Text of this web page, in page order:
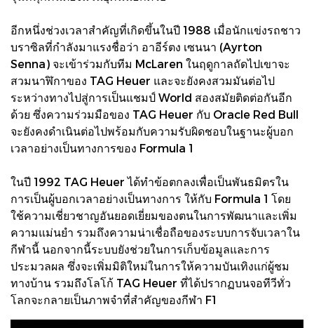
อีกหนึ่งช่วงเวลาสำคัญที่เกิดขึ้นในปี 1988 เมื่อนักแข่งรถชาว
บราซิลที่กำลังมาแรงชื่อว่า อาอีร์ตง เซนนา (Ayrton
Senna) จะเข้าร่วมกับทีม McLaren ในฤดูกาลถัดไปเขาจะ
สวมนาฬิกาของ TAG Heuer และจะยังคงสวมมันต่อไป
ระหว่างทางไปสู่การเป็นแชมป์ World สองสมัยติดต่อกันอีก
ด้วย ซึ่งความร่วมมือของ TAG Heuer กับ Oracle Red Bull
จะยังคงดำเนินต่อไปพร้อมกับความรับผิดชอบในฐานะผู้บอก
เวลาอย่างเป็นทางการของ Formula 1
ในปี 1992 TAG Heuer ได้ทำข้อตกลงเพื่อเป็นพันธมิตรใน
การเป็นผู้บอกเวลาอย่างเป็นทางการ ให้กับ Formula 1 โดย
ใช้ความเชี่ยวชาญอันยอดเยี่ยมของตนในการพัฒนาและเพิ่ม
ความแม่นยำ รวมถึงความน่าเชื่อถือของระบบการจับเวลาใน
กีฬานี้ นอกจากนี้ระบบยังช่วยในการเก็บข้อมูลและการ
ประมวลผล ซึ่งจะเพิ่มมิติใหม่ในการให้ความบันเทิงแก่ผู้ชม
ทางบ้าน รวมถึงโลโก้ TAG Heuer ที่ได้ปรากฏบนจอทีวีทั่ว
โลกจะกลายเป็นภาพจำที่สำคัญของกีฬา F1